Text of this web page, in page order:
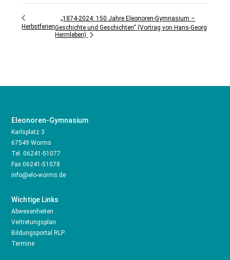
Herbstferien
„1874-2024: 150 Jahre Eleonoren-Gymnasium –
Geschichte und Geschichten“ (Vortrag von Hans-Georg
Herrnleben)
Eleonoren-Gymnasium
Karlsplatz 3
67549 Worms
Tel.06241-51077
Fax 06241-51078
info@elo-worms.de
Wichtige Links
Abwesenheiten
Vertretungsplan
Bildungsportal RLP
Termine